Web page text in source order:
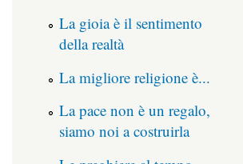
La gioia è il sentimento
della realtà
La migliore religione è...
La pace non è un regalo,
siamo noi a costruirla